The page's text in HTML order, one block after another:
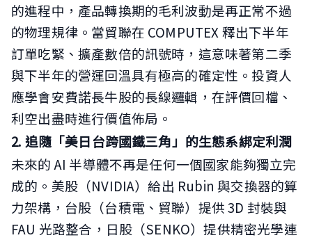
的進程中，產品轉換期的毛利波動是再正常不過
的物理規律。當貿聯在 COMPUTEX 釋出下半年
訂單吃緊、擴產數倍的訊號時，這意味著第二季
與下半年的營運回溫具有極高的確定性。投資人
應學會安費諾長牛股的長線邏輯，在評價回檔、
利空出盡時進行價值佈局。
2. 追隨「美日台跨國鐵三角」的生態系綁定利潤
未來的 AI 半導體不再是任何一個國家能夠獨立完
成的。美股（NVIDIA）給出 Rubin 與交換器的算
力架構，台股（台積電、貿聯）提供 3D 封裝與
FAU 光路整合，日股（SENKO）提供精密光學連